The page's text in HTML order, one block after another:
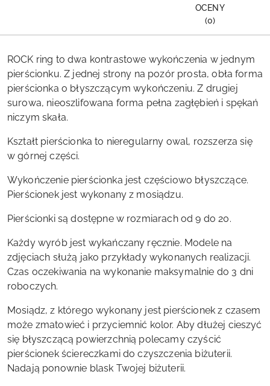
OCENY
(0)
ROCK ring to dwa kontrastowe wykończenia w jednym
pierścionku. Z jednej strony na pozór prosta, obła forma
pierścionka o błyszczącym wykończeniu. Z drugiej
surowa, nieoszlifowana forma pełna zagłębień i spękań
niczym skała.
Kształt pierścionka to nieregularny owal, rozszerza się
w górnej części.
Wykończenie pierścionka jest częściowo błyszczące.
Pierścionek jest wykonany z mosiądzu.
Pierścionki są dostępne w rozmiarach od 9 do 20.
Każdy wyrób jest wykańczany ręcznie. Modele na
zdjęciach służą jako przykłady wykonanych realizacji.
Czas oczekiwania na wykonanie maksymalnie do 3 dni
roboczych.
Mosiądz, z którego wykonany jest pierścionek z czasem
może zmatowieć i przyciemnić kolor. Aby dłużej cieszyć
się błyszczącą powierzchnią polecamy czyścić
pierścionek ściereczkami do czyszczenia biżuterii.
Nadają ponownie blask Twojej biżuterii.